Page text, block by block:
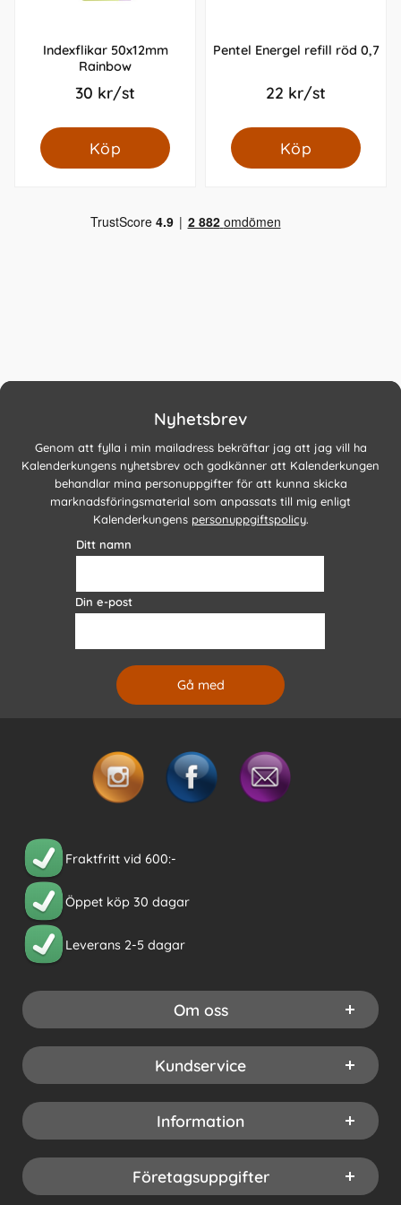
Indexflikar 50x12mm
Rainbow
30 kr/st
Köp
Pentel Energel refill röd 0,7
22 kr/st
Köp
Nyhetsbrev
Genom att fylla i min mailadress bekräftar jag att jag vill ha
Kalenderkungens nyhetsbrev och godkänner att Kalenderkungen
behandlar mina personuppgifter för att kunna skicka
marknadsföringsmaterial som anpassats till mig enligt
Kalenderkungens personuppgiftspolicy.
Ditt namn
Din e-post
Fraktfritt vid 600:-
Öppet köp 30 dagar
Leverans 2-5 dagar
Om oss
Kundservice
Information
Företagsuppgifter